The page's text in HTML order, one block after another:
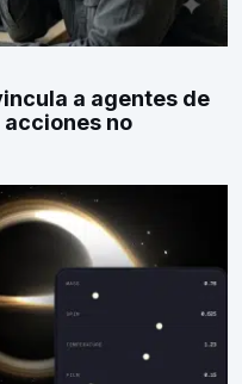
a agentes de
acciones no